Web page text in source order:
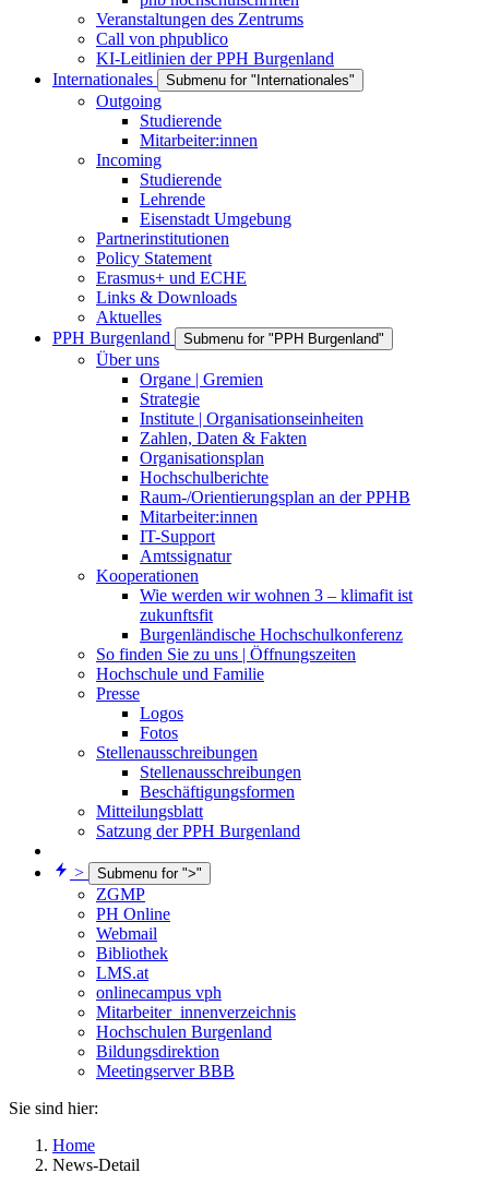
Veranstaltungen des Zentrums
Call von phpublico
KI-Leitlinien der PPH Burgenland
Internationales
Submenu for "Internationales"
Outgoing
Studierende
Mitarbeiter:innen
Incoming
Studierende
Lehrende
Eisenstadt Umgebung
Partnerinstitutionen
Policy Statement
Erasmus+ und ECHE
Links & Downloads
Aktuelles
PPH Burgenland
Submenu for "PPH Burgenland"
Über uns
Organe | Gremien
Strategie
Institute | Organisationseinheiten
Zahlen, Daten & Fakten
Organisationsplan
Hochschulberichte
Raum-/Orientierungsplan an der PPHB
Mitarbeiter:innen
IT-Support
Amtssignatur
Kooperationen
Wie werden wir wohnen 3 – klimafit ist
zukunftsfit
Burgenländische Hochschulkonferenz
So finden Sie zu uns | Öffnungszeiten
Hochschule und Familie
Presse
Logos
Fotos
Stellenausschreibungen
Stellenausschreibungen
Beschäftigungsformen
Mitteilungsblatt
Satzung der PPH Burgenland
> Submenu for ">"
ZGMP
PH Online
Webmail
Bibliothek
LMS.at
onlinecampus vph
Mitarbeiter_innenverzeichnis
Hochschulen Burgenland
Bildungsdirektion
Meetingserver BBB
Sie sind hier:
Home
News-Detail